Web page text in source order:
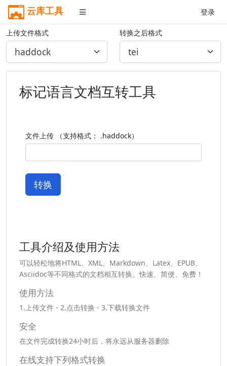
云库工具 登录
上传文件格式 转换之后格式
标记语言文档互转工具
文件上传 （支持格式： .haddock）
转换
工具介绍及使用方法
可以轻松地将HTML、XML、Markdown、Latex、EPUB、
Asciidoc等不同格式的文档相互转换。快速、简便、免费！
使用方法
1.上传文件 - 2.点击转换 - 3.下载转换文件
安全
在文件完成转换24小时后，将永远从服务器删除
在线支持下列格式转换